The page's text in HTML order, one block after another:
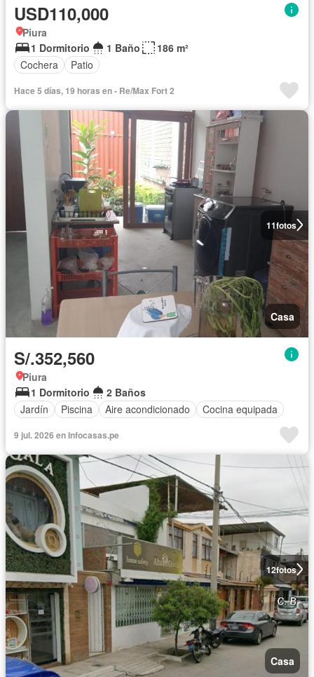
USD110,000
Piura
1 Dormitorio
1 Baño
186 m²
Cochera
Patio
Hace 5 días, 19 horas en - Re/Max Fort 2
11fotos
Casa
S/.352,560
Piura
1 Dormitorio
2 Baños
Jardín
Piscina Aire acondicionado Cocina equipada
9 jul. 2026 en Infocasas.pe
12fotos
Casa